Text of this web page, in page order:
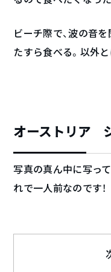
ビーチ際で、波の音
たすら食べる。以外
オーストリア
写真の真ん中に写って
れで一人前なのです！